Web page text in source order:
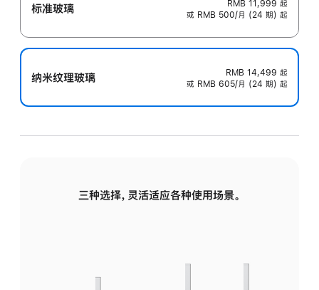
标准玻璃 RMB 11,999 起
或 RMB 500/月 (24 期) 起
纳米纹理玻璃 RMB 14,499 起
或 RMB 605/月 (24 期) 起
三种选择，灵活适应各种使用场景。